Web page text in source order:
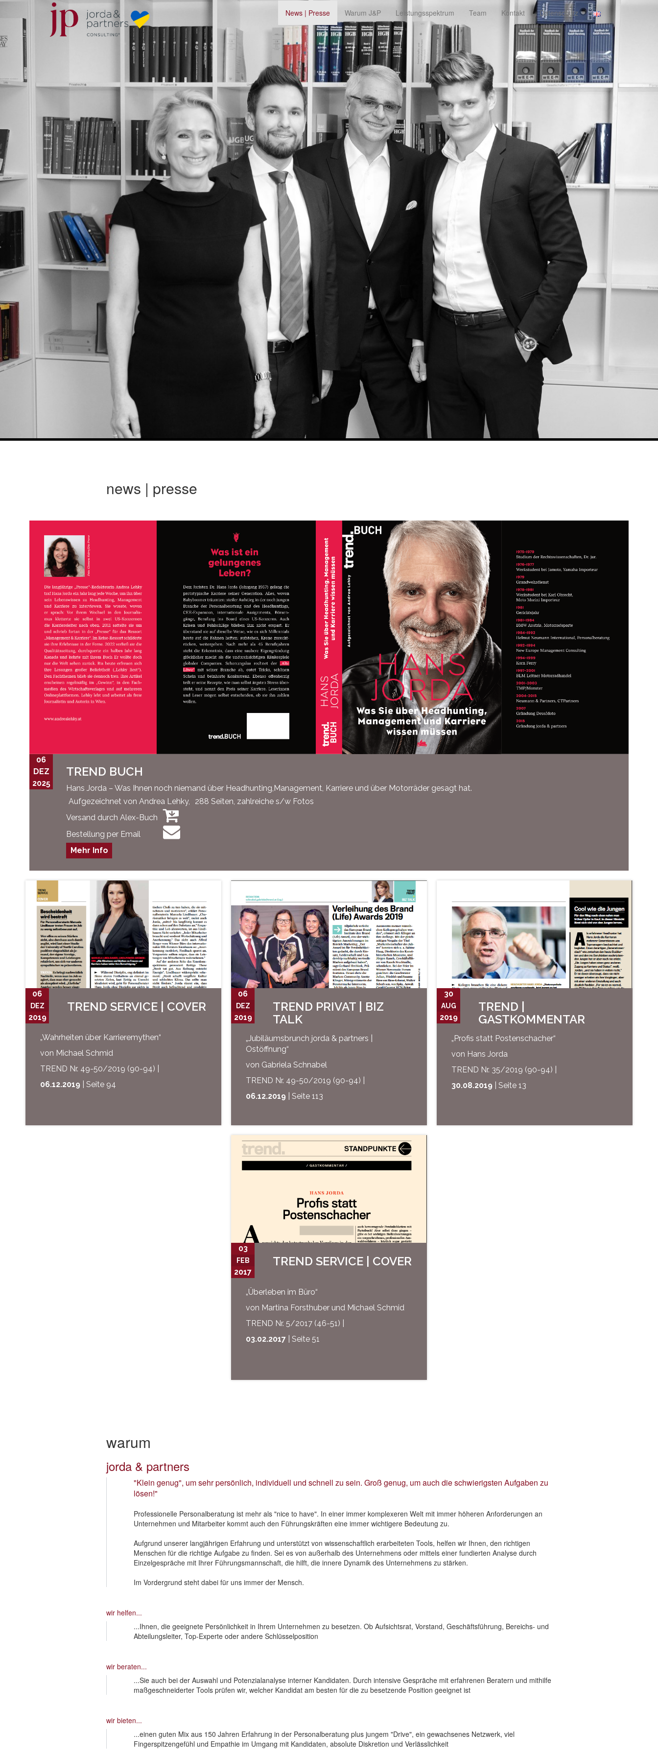
News | Presse Warum J&P Leistungsspektrum Team Kontakt Datenschutz
news | presse
06
DEZ
2025
TREND BUCH
Hans Jorda – Was Ihnen noch niemand über Headhunting,Management, Karriere und über Motorräder gesagt hat.
Aufgezeichnet von Andrea Lehky,
288 Seiten, zahlreiche s/w Fotos
Versand durch Alex-Buch
Bestellung per Email
Mehr Info
06
DEZ
2019
TREND SERVICE | COVER
„Wahrheiten über Karrieremythen“
von Michael Schmid
TREND Nr. 49-50/2019 (90-94) |
06.12.2019 | Seite 94
06
DEZ
2019
TREND PRIVAT | BIZ
TALK
„Jubiläumsbrunch jorda & partners |
Ostöffnung“
von Gabriela Schnabel
TREND Nr. 49-50/2019 (90-94) |
06.12.2019 | Seite 113
30
AUG
2019
TREND |
GASTKOMMENTAR
„Profis statt Postenschacher“
von Hans Jorda
TREND Nr. 35/2019 (90-94) |
30.08.2019 | Seite 13
03
FEB
2017
TREND SERVICE | COVER
„Überleben im Büro“
von Martina Forsthuber und Michael Schmid
TREND Nr. 5/2017 (46-51) |
03.02.2017 | Seite 51
warum
jorda & partners
"Klein genug", um sehr persönlich, individuell und schnell zu sein. Groß genug, um auch die schwierigsten Aufgaben zu
lösen!"
Professionelle Personalberatung ist mehr als "nice to have". In einer immer komplexeren Welt mit immer höheren Anforderungen an
Unternehmen und Mitarbeiter kommt auch den Führungskräften eine immer wichtigere Bedeutung zu.
Aufgrund unserer langjährigen Erfahrung und unterstützt von wissenschaftlich erarbeiteten Tools, helfen wir Ihnen, den richtigen
Menschen für die richtige Aufgabe zu finden. Sei es von außerhalb des Unternehmens oder mittels einer fundierten Analyse durch
Einzelgespräche mit Ihrer Führungsmannschaft, die hilft, die innere Dynamik des Unternehmens zu stärken.
Im Vordergrund steht dabei für uns immer der Mensch.
wir helfen...
...Ihnen, die geeignete Persönlichkeit in Ihrem Unternehmen zu besetzen. Ob Aufsichtsrat, Vorstand, Geschäftsführung, Bereichs- und
Abteilungsleiter, Top-Experte oder andere Schlüsselposition
wir beraten...
...Sie auch bei der Auswahl und Potenzialanalyse interner Kandidaten. Durch intensive Gespräche mit erfahrenen Beratern und mithilfe
maßgeschneiderter Tools prüfen wir, welcher Kandidat am besten für die zu besetzende Position geeignet ist
wir bieten...
...einen guten Mix aus 150 Jahren Erfahrung in der Personalberatung plus jungem "Drive", ein gewachsenes Netzwerk, viel
Fingerspitzengefühl und Empathie im Umgang mit Kandidaten, absolute Diskretion und Verlässlichkeit